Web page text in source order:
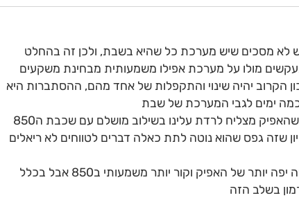
לא מסכים שיש מערכת כל שהיא בשבת, ולכן זה בהחלט
מולו על מערכת אפילו משמעותית מבחינת משקעים
הקרוב יהיה שינוי והתקפלות של אחד מהם, ההסתברות היא
ימים לגבי המערכת של שבת
מה שראינו היום בגפס לטווח הלא ריאלי זה שהאפיק מצליח לרדת עלינו בשילוב מושלם עם שכבת ה850
שזה גפס שהוא נוטה לתת כאלה דברים לטווחים לא ריאלים
לגבי איסי, מה שכתבתי שבגל השני יש כניסה יפה יותר של האפיק וקור יותר משמעותי ב850 אבל בכלל
בשלב הזה